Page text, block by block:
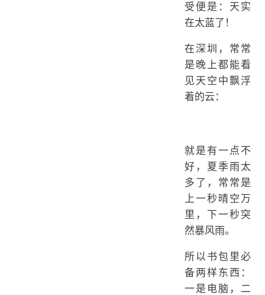
受便是：天实
在太蓝了！
在深圳，常常
是晚上都能看
见天空中飘浮
着的云：
就是有一点不
好，夏季雨太
多了，常常是
上一秒晴空万
里，下一秒突
然暴风雨。
所以书包里必
备两样东西：
一是电脑，二